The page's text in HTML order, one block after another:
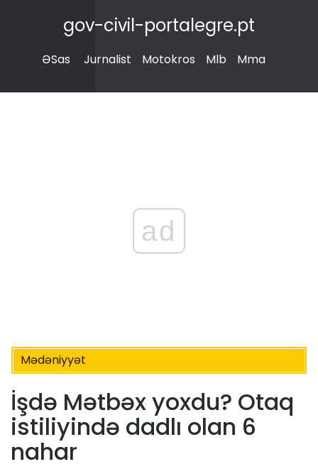
gov-civil-portalegre.pt
ƏSas Jurnalist Motokros Mlb Mma
ad
Mədəniyyət
İşdə Mətbəx yoxdu? Otaq
istiliyində dadlı olan 6
nahar